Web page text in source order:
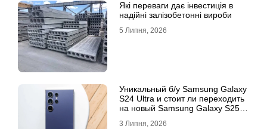
Які переваги дає інвестиція в
надійні залізобетонні вироби
5 Липня, 2026
Уникальный б/у Samsung Galaxy
S24 Ultra и стоит ли переходить
на новый Samsung Galaxy S25
3 Липня, 2026